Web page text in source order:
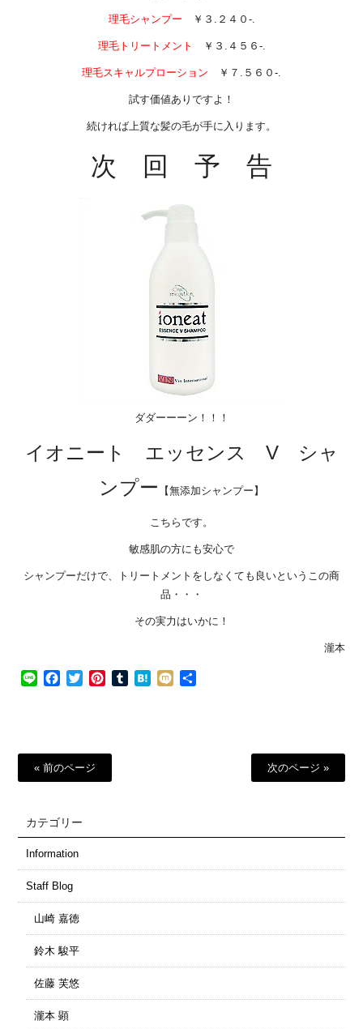
理毛シャンプー ￥３.２４０-.
理毛トリートメント ￥３.４５６-.
理毛スキャルプローション ￥７.５６０-.
試す価値ありですよ！
続ければ上質な髪の毛が手に入ります。
次 回 予 告
ダダーーーン！！！
イオニート エッセンス V シャ
ンプー
【無添加シャンプー】
こちらです。
敏感肌の方にも安心で
シャンプーだけで、トリートメントをしなくても良いというこの商
品・・・
その実力はいかに！
瀧本
Line Facebook
TwitterPinterestTumblrHatena
Mixi
« 前のページ 次のページ »
カテゴリー
Information
Staff Blog
山崎 嘉徳
鈴木 駿平
佐藤 芙悠
瀧本 顕